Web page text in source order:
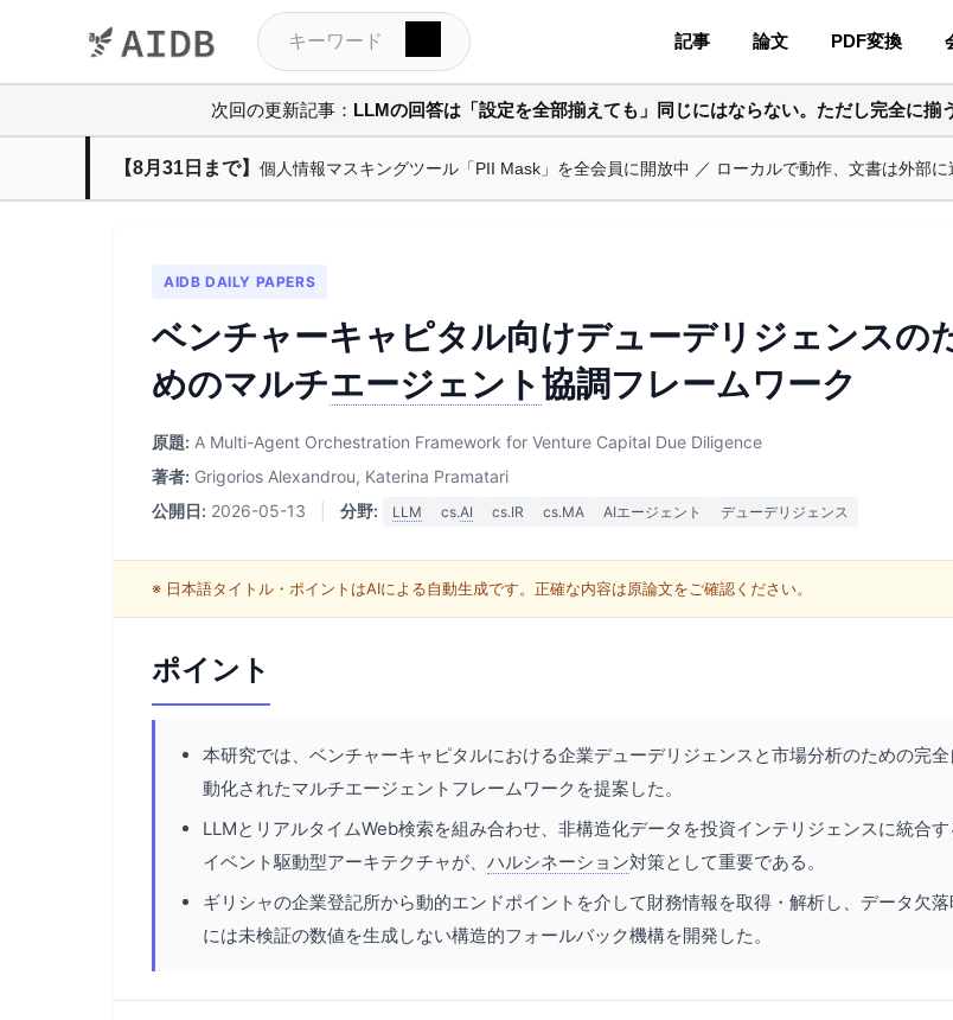
記事 論文 PDF変換
次回の更新記事： LLMの回答は「設定を全部揃えても」同じにはならない。ただし完全に揃
【8月31日まで】 個人情報マスキングツール「PII Mask」を全会員に開放中 ／ ローカルで動作、文書は外部に
AIDB DAILY PAPERS
ベンチャーキャピタル向けデューデリジェンスの
めのマルチエージェント協調フレームワーク
原題: A Multi-Agent Orchestration Framework for Venture Capital Due Diligence
著者: Grigorios Alexandrou, Katerina Pramatari
公開日: 2026-05-13 分野: LLM cs.AI cs.IR cs.MA AIエージェント デューデリジェンス
※ 日本語タイトル・ポイントはAIによる自動生成です。正確な内容は原論文をご確認ください。
ポイント
本研究では、ベンチャーキャピタルにおける企業デューデリジェンスと市場分析のための完全
動化されたマルチエージェントフレームワークを提案した。
LLMとリアルタイムWeb検索を組み合わせ、非構造化データを投資インテリジェンスに統合す
イベント駆動型アーキテクチャが、 ハルシネーション対策として重要である。
ギリシャの企業登記所から動的エンドポイントを介して財務情報を取得・解析し、データ欠
には未検証の数値を生成しない構造的フォールバック機構を開発した。